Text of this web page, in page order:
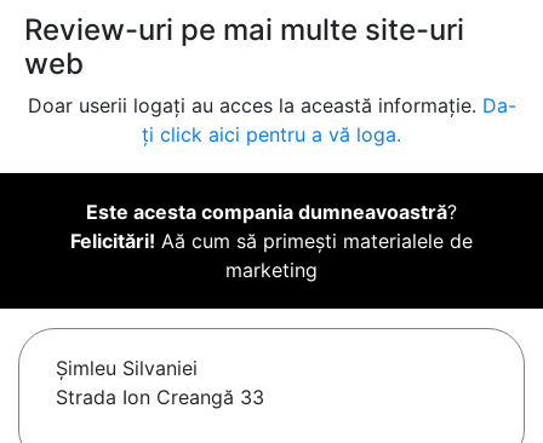
Review-uri pe mai multe site-uri
web
Doar userii logați au acces la această informație. Da-
ți click aici pentru a vă loga.
Este acesta compania dumneavoastră?
Felicitări! Aă cum să primești materialele de
marketing
Şimleu Silvaniei
Strada Ion Creangă 33